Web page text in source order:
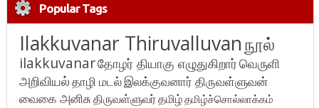
Popular Tags
Ilakkuvanar Thiruvalluvanநூல்
ilakkuvanarதோழர் தியாகு எழுதுகிறார்வெருளி
அறிவியல்தாழி மடல்இலக்குவனார் திருவள்ளுவன்
வைகை அனிசுதிருவள்ளுவர்தமிழ்தமிழ்ச்சொல்லாக்கம்